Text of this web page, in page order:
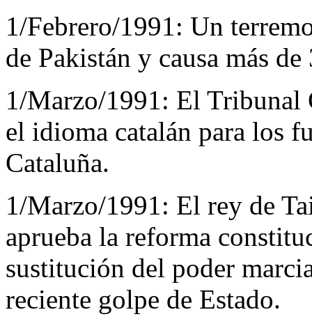
1/Febrero/1991: Un
de Pakistán y causa más
1/Marzo/1991: El Tribunal
el idioma catalán para los
Cataluña.
1/Marzo/1991: El rey de
aprueba la reforma
sustitución del poder
reciente golpe de Estado.